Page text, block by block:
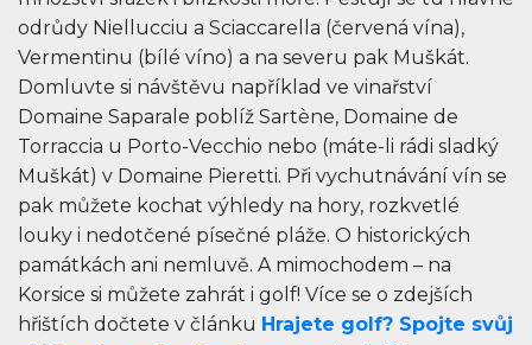
odrůdy Niellucciu a Sciaccarella (červená vína),
Vermentinu (bílé víno) a na severu pak Muškát.
Domluvte si návštěvu například ve vinařství
Domaine Saparale poblíž Sartène, Domaine de
Torraccia u Porto-Vecchio nebo (máte-li rádi sladký
Muškát) v Domaine Pieretti. Při vychutnávání vín se
pak můžete kochat výhledy na hory, rozkvetlé
louky i nedotčené písečné pláže. O historických
památkách ani nemluvě. A mimochodem – na
Korsice si můžete zahrát i golf! Více se o zdejších
hřištích dočtete v článku Hrajete golf? Spojte svůj